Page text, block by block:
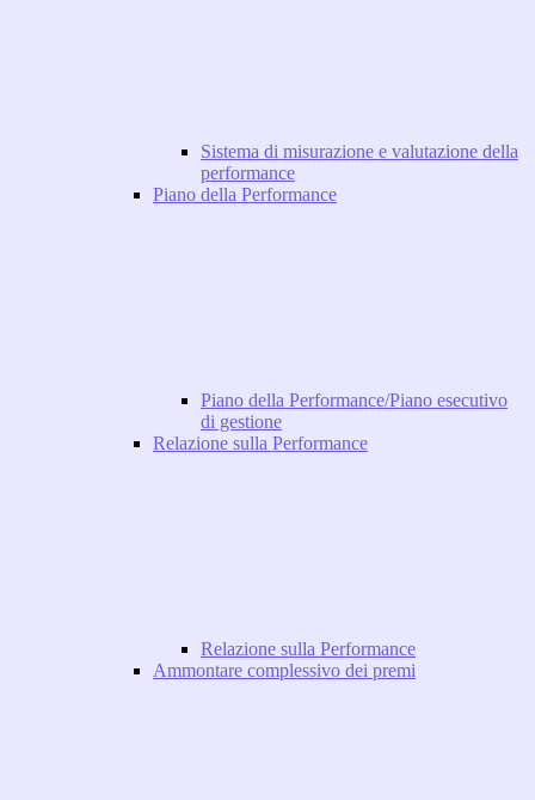
Sistema di misurazione e valutazione della
performance
Piano della Performance
Piano della Performance/Piano esecutivo
di gestione
Relazione sulla Performance
Relazione sulla Performance
Ammontare complessivo dei premi